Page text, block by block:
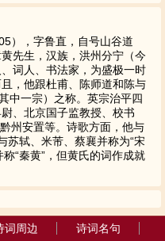
），字鲁直，自号山谷道
先生，汉族，洪州分宁（今
词人、书法家，为盛极一时
，他跟杜甫、陈师道和陈与
中一宗）之称。英宗治平四
、北京国子监教授、校书
州安置等。诗歌方面，他与
苏轼、米芾、蔡襄并称为“宋
“秦黄”，但黄氏的词作成就
词周边 诗词名句